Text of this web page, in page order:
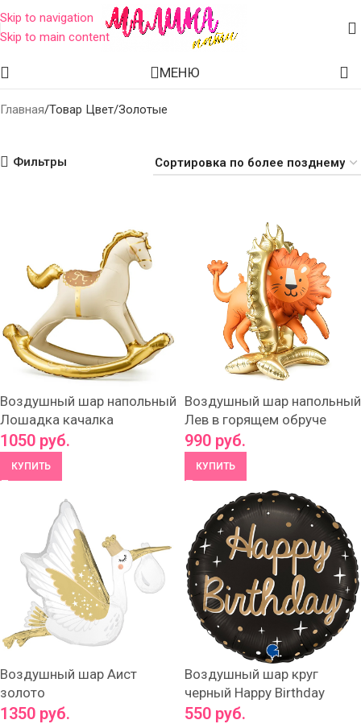
Skip to navigation
Skip to main content
МЕНЮ
Золотые
Главная Товар Цвет Золотые
Фильтры
Воздушный шар напольный
Лошадка качалка
1050 руб.
КУПИТЬ
Воздушный шар напольный
Лев в горящем обруче
990 руб.
КУПИТЬ
Воздушный шар Аист
золото
1350 руб.
Воздушный шар круг
черный Happy Birthday
550 руб.